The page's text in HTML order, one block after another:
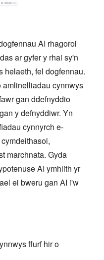
AI rhagorol
ar gyfer y rhai sy'n
helaeth, fel dogfennau.
amlinelliadau cynnwys
gan ddefnyddio
y defnyddiwr. Yn
cynnyrch e-
marchnata. Gyda
AI ymhlith yr
ei bweru gan AI i'w
ffurf hir o